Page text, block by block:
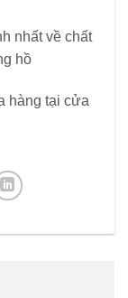
nhất về chất
hồ
hàng tại cửa